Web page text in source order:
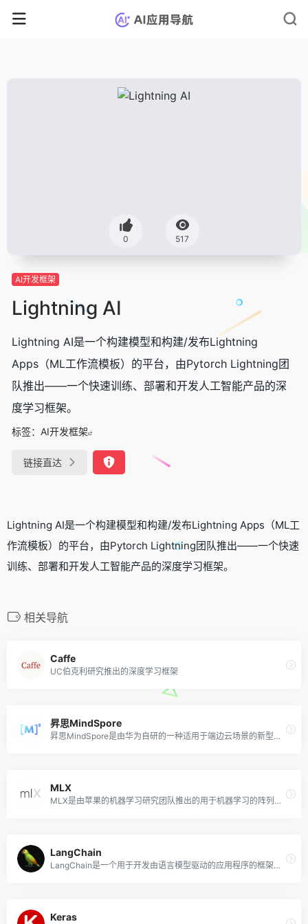
0 517
AI开发框架
Lightning AI
Lightning AI是一个构建模型和构建/发布Lightning
Apps（ML工作流模板）的平台，由Pytorch Lightning团
队推出——一个快速训练、部署和开发人工智能产品的深
度学习框架。
标签： AI开发框架
链接直达
Lightning AI是一个构建模型和构建/发布Lightning Apps（ML工
作流模板）的平台，由Pytorch Lightning团队推出——一个快速
训练、部署和开发人工智能产品的深度学习框架。
相关导航
Caffe
UC伯克利研究推出的深度学习框架
昇思MindSpore
昇思MindSpore是由华为自研的一种适用于端边云场景的新型开源深度学习训练/推理框架，MindSpore提供了友好的设计和高效的执行，旨在提升数据科学家和算法工程师的开发体验，并为Ascend AI处理器提供原生支持，以及软硬件协同优化。
MLX
MLX是由苹果的机器学习研究团队推出的用于机器学习的阵列框架，该开源框架专为 Apple Silicon 芯片而设计优化，从NumPy、PyTorch、Jax和ArrayFire等框架中吸取灵感，提供简单友好的使用方法，帮助开发人员在苹果M系列芯片上有效地开发、训练和部署模型。
LangChain
LangChain是一个用于开发由语言模型驱动的应用程序的框架，允许开发人员将语言模型连接到其他数据源并与其环境相交互。
Keras